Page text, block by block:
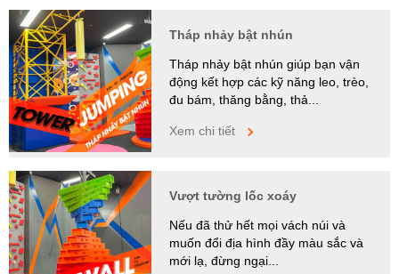
Tháp nhảy bật nhún
Tháp nhảy bật nhún giúp bạn vận
động kết hợp các kỹ năng leo, trèo,
đu bám, thăng bằng, thả...
Xem chi tiết
Vượt tường lốc xoáy
Nếu đã thử hết mọi vách núi và
muốn đổi địa hình đầy màu sắc và
mới lạ, đừng ngại...